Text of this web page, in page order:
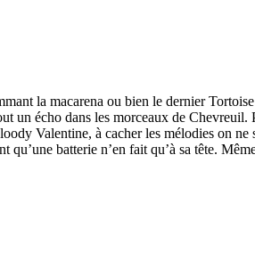
la macarena ou bien le dernier
un écho dans les morceaux de Chevreuil.
Valentine, à cacher les mélodies on ne
batterie n’en fait qu’à sa tête.